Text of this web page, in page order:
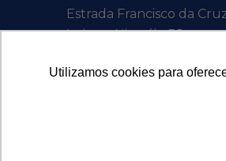
Utilizamos cookies para
Estrada Francisco da
Itaipu - Niterói - RJ